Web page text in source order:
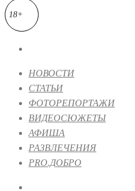
18+
НОВОСТИ
СТАТЬИ
ФОТОРЕПОРТАЖИ
ВИДЕОСЮЖЕТЫ
АФИША
РАЗВЛЕЧЕНИЯ
PRO.ДОБРО